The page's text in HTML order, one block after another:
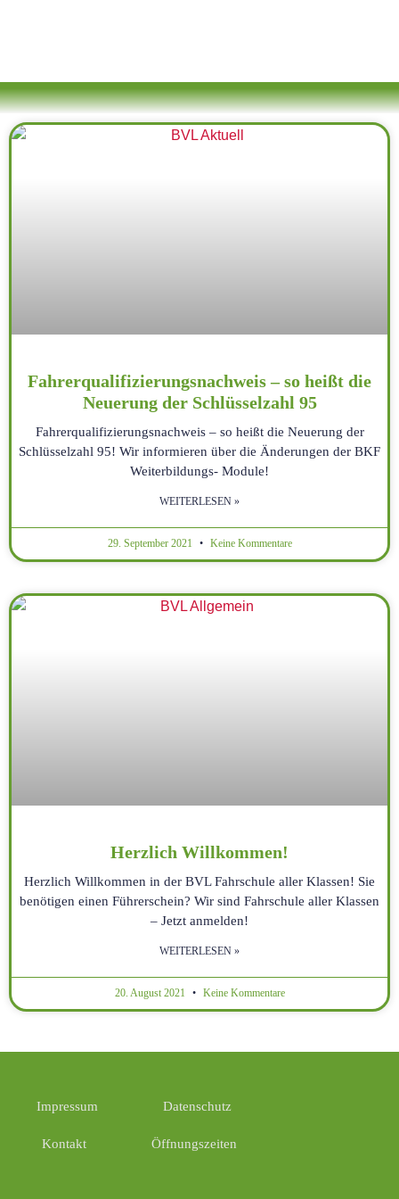
Fahrerqualifizierungsnachweis – so heißt die
Neuerung der Schlüsselzahl 95
Fahrerqualifizierungsnachweis – so heißt die Neuerung der
Schlüsselzahl 95! Wir informieren über die Änderungen der BKF
Weiterbildungs- Module!
WEITERLESEN »
29. September 2021 Keine Kommentare
Herzlich Willkommen!
Herzlich Willkommen in der BVL Fahrschule aller Klassen! Sie
benötigen einen Führerschein? Wir sind Fahrschule aller Klassen
– Jetzt anmelden!
WEITERLESEN »
20. August 2021 Keine Kommentare
Impressum Datenschutz
Kontakt Öffnungszeiten